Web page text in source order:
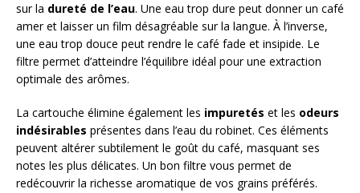
sur la dureté de l’eau. Une eau trop dure peut donner un café
amer et laisser un film désagréable sur la langue. À l’inverse,
une eau trop douce peut rendre le café fade et insipide. Le
filtre permet d’atteindre l’équilibre idéal pour une extraction
optimale des arômes.
La cartouche élimine également les impuretés et les odeurs
indésirables présentes dans l’eau du robinet. Ces éléments
peuvent altérer subtilement le goût du café, masquant ses
notes les plus délicates. Un bon filtre vous permet de
redécouvrir la richesse aromatique de vos grains préférés.